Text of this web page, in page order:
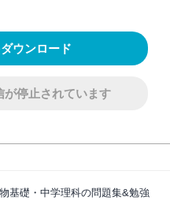
ウンロード
停止されています
基礎・中学理科の問題集&勉強